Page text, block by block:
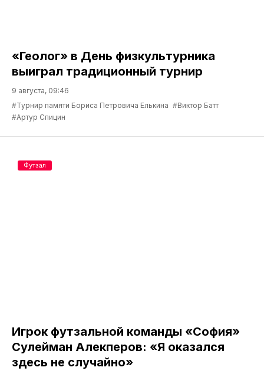
«Геолог» в День физкультурника
выиграл традиционный турнир
9 августа, 09:46
#Турнир памяти Бориса Петровича Елькина #Виктор Батт
#Артур Спицин
Игрок футзальной команды «София»
Сулейман Алекперов: «Я оказался
здесь не случайно»
Футзал